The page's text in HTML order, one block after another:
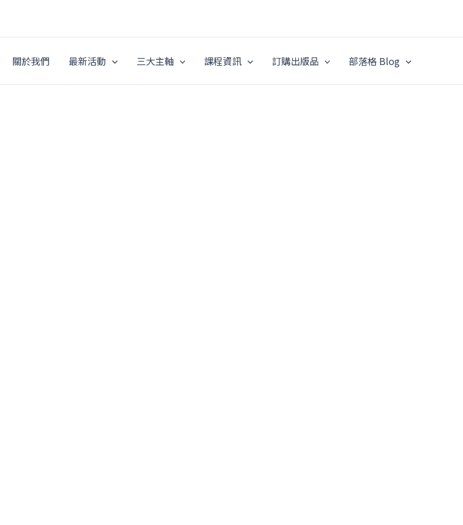
關於我們 最新活動 三大主軸 課程資訊 訂購出版品 部落格 Blog